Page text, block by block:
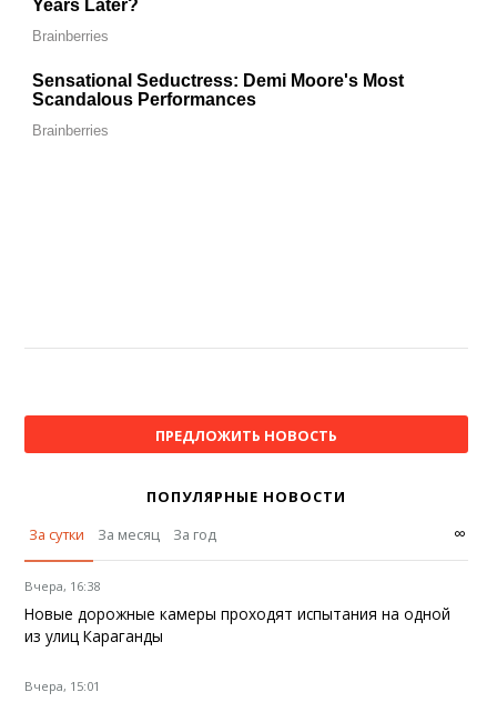
ПРЕДЛОЖИТЬ НОВОСТЬ
ПОПУЛЯРНЫЕ НОВОСТИ
За сутки
За месяц За год ∞
Вчера, 16:38
Новые дорожные камеры проходят испытания на одной
из улиц Караганды
Вчера, 15:01